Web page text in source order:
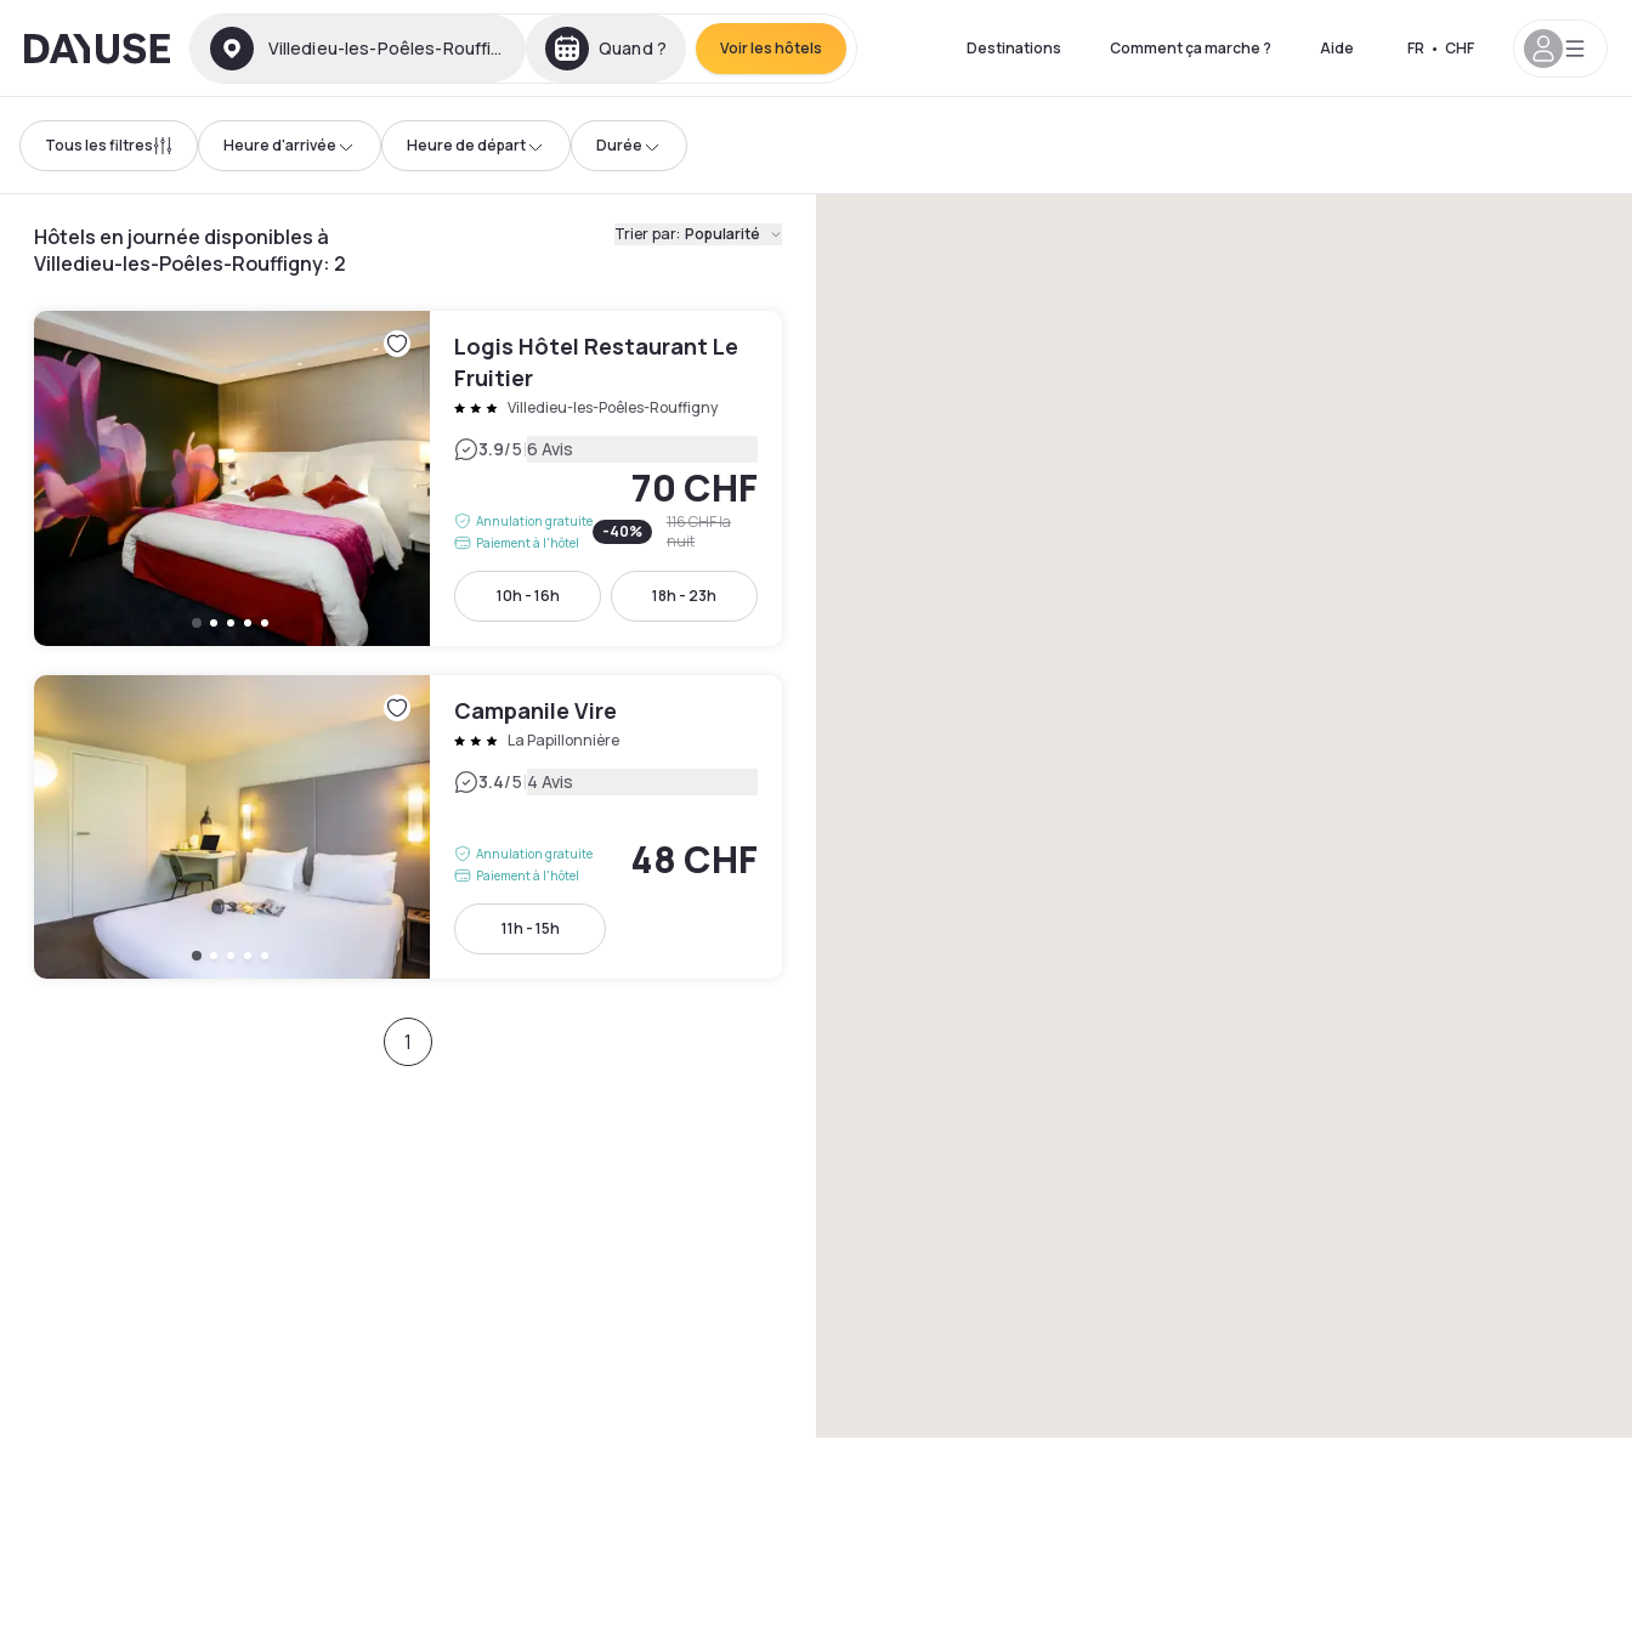
Dayuse Villedieu-les-Poêles-Rouffigny Quand ? Voir les hôtels Destinations Comment ça marche ? Aide FR • CHF
Tous les filtres Heure d'arrivée Heure de départ Durée
Hôtels en journée disponibles à
Villedieu-les-Poêles-Rouffigny: 2
Trier par: Popularité
Logis Hôtel Restaurant Le
Fruitier
Villedieu-les-Poêles-Rouffigny
3.9/5|6 Avis
Annulation gratuite
Paiement à l'hôtel
70 CHF
-40% 116 CHFla
nuit
10h - 16h 18h - 23h
Campanile Vire
La Papillonnière
3.4/5|4 Avis
Annulation gratuite
Paiement à l'hôtel
48 CHF
11h - 15h
1